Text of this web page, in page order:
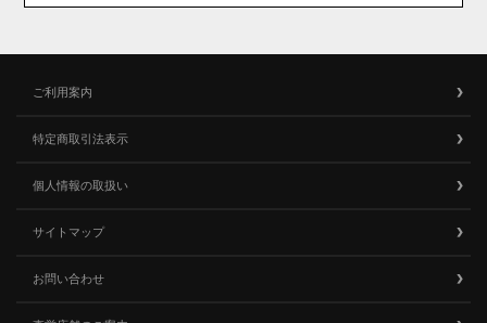
ご利用案内
特定商取引法表示
個人情報の取扱い
サイトマップ
お問い合わせ